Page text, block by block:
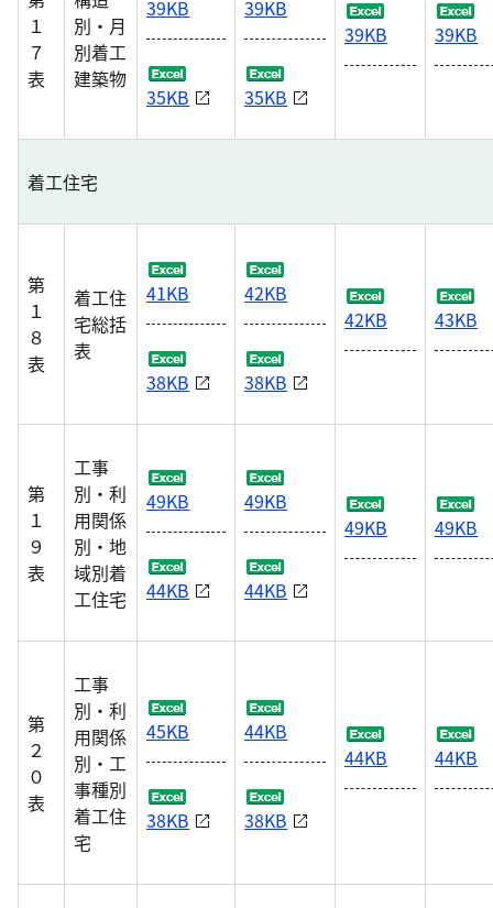
１
７
表
別・月
別着工
建築物
39KB
35KB
39KB
35KB
39KB 39KB
着工住宅
第
１
８
表
着工住
宅総括
表
41KB
38KB
42KB
38KB
42KB 43KB
第
１
９
表
工事
別・利
用関係
別・地
域別着
工住宅
49KB
44KB
49KB
44KB
49KB 49KB
第
２
０
表
工事
別・利
用関係
別・工
事種別
着工住
宅
45KB
38KB
44KB
38KB
44KB 44KB